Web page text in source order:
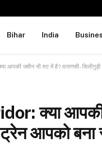
Bihar India
जमीन भी रुट में है? वाराणसी-
क्या आपकी
ट्रेन आपको